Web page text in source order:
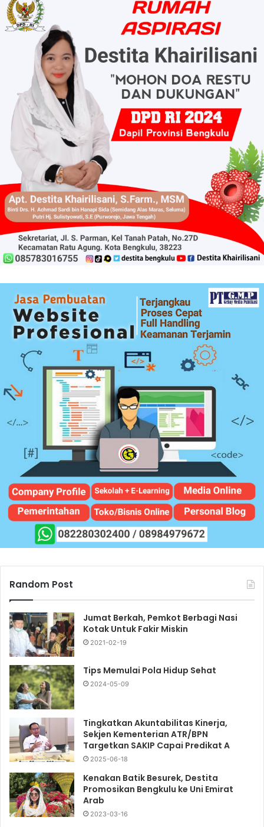
Random Post
Jumat Berkah, Pemkot Berbagi Nasi
Kotak Untuk Fakir Miskin
2021-02-19
Tips Memulai Pola Hidup Sehat
2024-05-09
Tingkatkan Akuntabilitas Kinerja,
Sekjen Kementerian ATR/BPN
Targetkan SAKIP Capai Predikat A
2025-06-18
Kenakan Batik Besurek, Destita
Promosikan Bengkulu ke Uni Emirat
Arab
2023-03-16